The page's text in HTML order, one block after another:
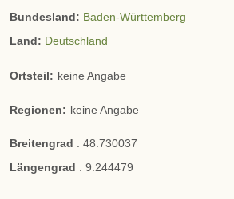
Bundesland: Baden-Württemberg
Land: Deutschland
Ortsteil: keine Angabe
Regionen: keine Angabe
Breitengrad : 48.730037
Längengrad : 9.244479